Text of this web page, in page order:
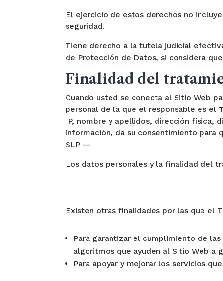
El ejercicio de estos derechos no
seguridad.
Tiene derecho a la tutela judicial
de Protección de Datos, si considera
Finalidad del
Cuando usted se conecta al Sitio Web
personal de la que el responsable es el
IP, nombre y apellidos, dirección física,
información, da su consentimiento para
SLP —
Los datos personales y la finalidad del
Existen otras finalidades por las que el
Para garantizar el cumplimiento de
algoritmos que ayuden al Sitio Web a
Para apoyar y mejorar los servicios